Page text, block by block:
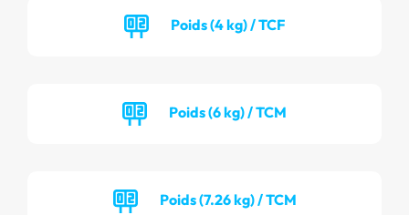
Poids (4 kg) / TCF
Poids (6 kg) / TCM
Poids (7.26 kg) / TCM